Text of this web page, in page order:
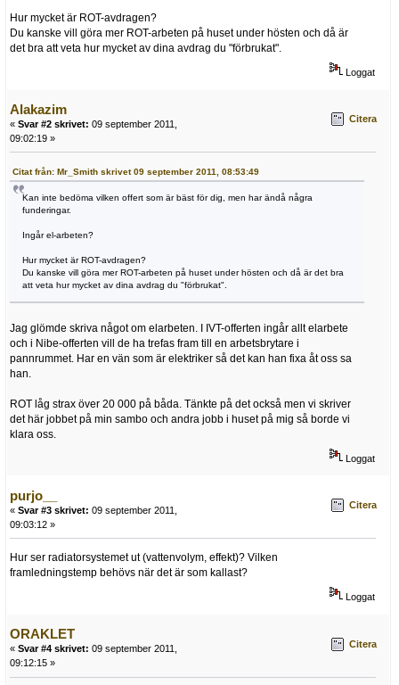
Hur mycket är ROT-avdragen?
Du kanske vill göra mer ROT-arbeten på huset under hösten och då är
det bra att veta hur mycket av dina avdrag du "förbrukat".
Loggat
Alakazim
« Svar #2 skrivet: 09 september 2011,
09:02:19 »
Citera
Citat från: Mr_Smith skrivet 09 september 2011, 08:53:49
Kan inte bedöma vilken offert som är bäst för dig, men har ändå några
funderingar.
Ingår el-arbeten?
Hur mycket är ROT-avdragen?
Du kanske vill göra mer ROT-arbeten på huset under hösten och då är det bra
att veta hur mycket av dina avdrag du "förbrukat".
Jag glömde skriva något om elarbeten. I IVT-offerten ingår allt elarbete
och i Nibe-offerten vill de ha trefas fram till en arbetsbrytare i
pannrummet. Har en vän som är elektriker så det kan han fixa åt oss sa
han.
ROT låg strax över 20 000 på båda. Tänkte på det också men vi skriver
det här jobbet på min sambo och andra jobb i huset på mig så borde vi
klara oss.
Loggat
purjo__
« Svar #3 skrivet: 09 september 2011,
09:03:12 »
Citera
Hur ser radiatorsystemet ut (vattenvolym, effekt)? Vilken
framledningstemp behövs när det är som kallast?
Loggat
ORAKLET
« Svar #4 skrivet: 09 september 2011,
09:12:15 »
Citera